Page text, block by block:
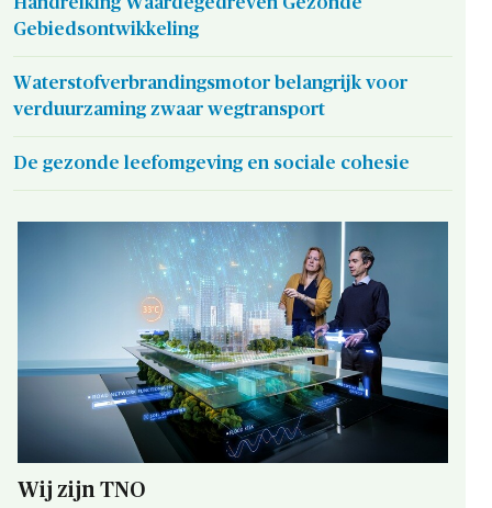
Gebiedsontwikkeling
Waterstofverbrandingsmotor belangrijk voor
verduurzaming zwaar wegtransport
De gezonde leefomgeving en sociale cohesie
Wij zijn TNO